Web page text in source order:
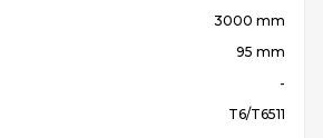
3000 mm
95 mm
-
T6/T6511